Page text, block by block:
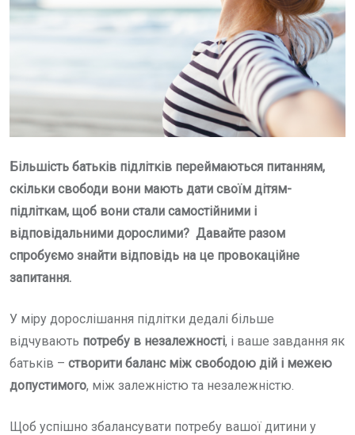
Більшість батьків підлітків переймаються питанням,
скільки свободи вони мають дати своїм дітям-
підліткам, щоб вони стали самостійними і
відповідальними дорослими? Давайте разом
спробуємо знайти відповідь на це провокаційне
запитання.
У міру дорослішання підлітки дедалі більше
відчувають потребу в незалежності, і ваше завдання як
батьків – створити баланс між свободою дій і межею
допустимого, між залежністю та незалежністю.
Щоб успішно збалансувати потребу вашої дитини у